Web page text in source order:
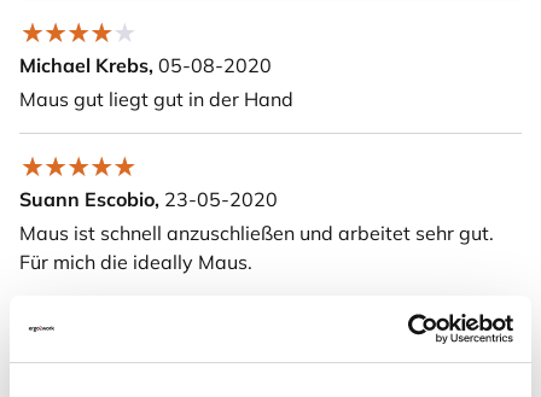
Michael Krebs, 05-08-2020
Maus gut liegt gut in der Hand
Suann Escobio, 23-05-2020
Maus ist schnell anzuschließen und arbeitet sehr gut.
Für mich die ideally Maus.
Uwe Proske,04-01-2019